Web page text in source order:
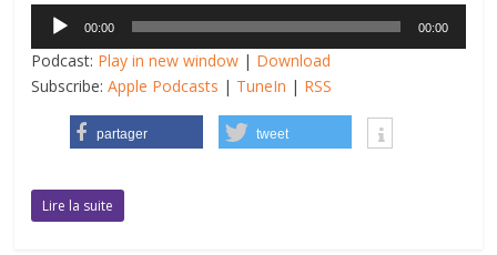
Lecteur
audio
00:00 00:00
Podcast: Play in new window | Download
Subscribe:Apple Podcasts | TuneIn | RSS
partager tweet
Lire la suite